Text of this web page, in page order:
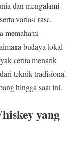
dan mengalami
variasi rasa.
memahami
budaya lokal
cerita menarik
teknik tradisional
hingga saat ini.
yang